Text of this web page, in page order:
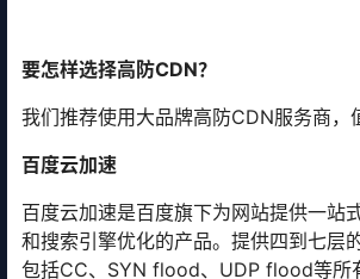
要怎样选择高防CDN？
我们推荐使用大品牌高防CDN服务商，
百度云加速
百度云加速是百度旗下为网站提供一站
和搜索引擎优化的产品。提供四到七层
包括CC、SYN flood、UDP flood等所